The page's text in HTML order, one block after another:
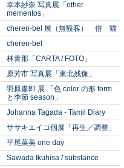
幸本紗奈 写真展「other
mementos」
cheren-bel 展（無観客） 借 猫
cheren-bel
林青那「CARTA / FOTO」
原芳市 写真展「東北残像」
羽原肅郎 展 「色 color の形 form
と季節 season」
Johanna Tagada - Tamil Diary
ササキエイコ個展「再生／調整」
平尾菜美 one day
Sawada Ikuhisa / substance